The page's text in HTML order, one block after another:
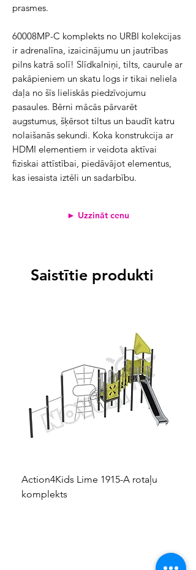
prasmes.
60008MP-C komplekts no URBI kolekcijas
ir adrenalīna, izaicinājumu un jautrības
pilns katrā solī! Slīdkalniņi, tilts, caurule ar
pakāpieniem un skatu logs ir tikai neliela
daļa no šīs lieliskās piedzīvojumu
pasaules. Bērni mācās pārvarēt
augstumus, šķērsot tiltus un baudīt katru
nolaišanās sekundi. Koka konstrukcija ar
HDMI elementiem ir veidota aktīvai
fiziskai attīstībai, piedāvājot elementus,
kas iesaista iztēli un sadarbību.
► Uzzināt cenu
Saistītie produkti
Action4Kids Lime 1915-A rotaļu
komplekts